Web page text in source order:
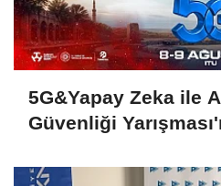
5G&Yapay Zeka ile
Güvenliği